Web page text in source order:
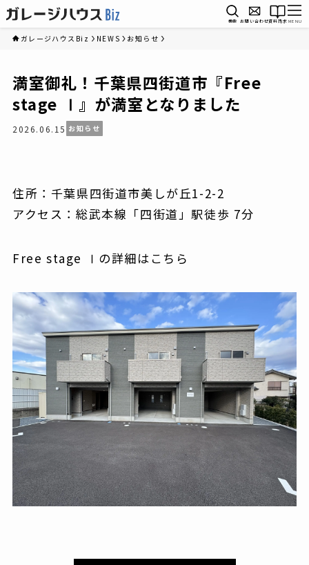
検索 お問い合わせ資料請求 MENU
ガレージハウスBiz NEWS お知らせ
満室御礼！千葉県四街道市『Free
stage Ⅰ』が満室となりました
お知らせ
2026.06.15
住所：千葉県四街道市美しが丘1-2-2
アクセス：総武本線「四街道」駅徒歩 7分
Free stage Ⅰの詳細はこちら